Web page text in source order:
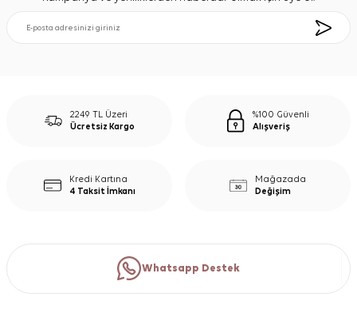
2249 TL Üzeri
Ücretsiz Kargo
%100 Güvenli
Alışveriş
Kredi Kartına
4 Taksit İmkanı
Mağazada
Değişim
Whatsapp Destek